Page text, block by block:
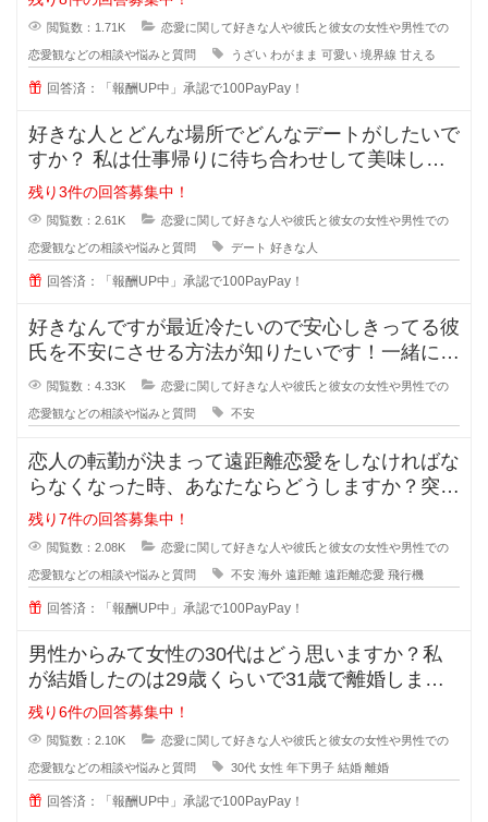
閲覧数：1.71K 恋愛に関して好きな人や彼氏と彼女の女性や男性での
恋愛観などの相談や悩みと質問 うざい わがまま 可愛い 境界線 甘える
回答済：「報酬UP中」承認で100PayPay！
好きな人とどんな場所でどんなデートがしたいで
すか？ 私は仕事帰りに待ち合わせして美味しい
ものを一緒に食べながら時間を過ご
残り3件の回答募集中！
閲覧数：2.61K 恋愛に関して好きな人や彼氏と彼女の女性や男性での
恋愛観などの相談や悩みと質問 デート 好きな人
回答済：「報酬UP中」承認で100PayPay！
好きなんですが最近冷たいので安心しきってる彼
氏を不安にさせる方法が知りたいです！一緒にい
るのが当たり前になってしまってる
閲覧数：4.33K 恋愛に関して好きな人や彼氏と彼女の女性や男性での
恋愛観などの相談や悩みと質問 不安
恋人の転勤が決まって遠距離恋愛をしなければな
らなくなった時、あなたならどうしますか？突然
恋人の転勤が決まって遠距離に..
残り7件の回答募集中！
閲覧数：2.08K 恋愛に関して好きな人や彼氏と彼女の女性や男性での
恋愛観などの相談や悩みと質問 不安 海外 遠距離 遠距離恋愛 飛行機
回答済：「報酬UP中」承認で100PayPay！
男性からみて女性の30代はどう思いますか？私
が結婚したのは29歳くらいで31歳で離婚しまし
たが、30歳の誕生日の時に元旦
残り6件の回答募集中！
閲覧数：2.10K 恋愛に関して好きな人や彼氏と彼女の女性や男性での
恋愛観などの相談や悩みと質問 30代 女性 年下男子 結婚 離婚
回答済：「報酬UP中」承認で100PayPay！